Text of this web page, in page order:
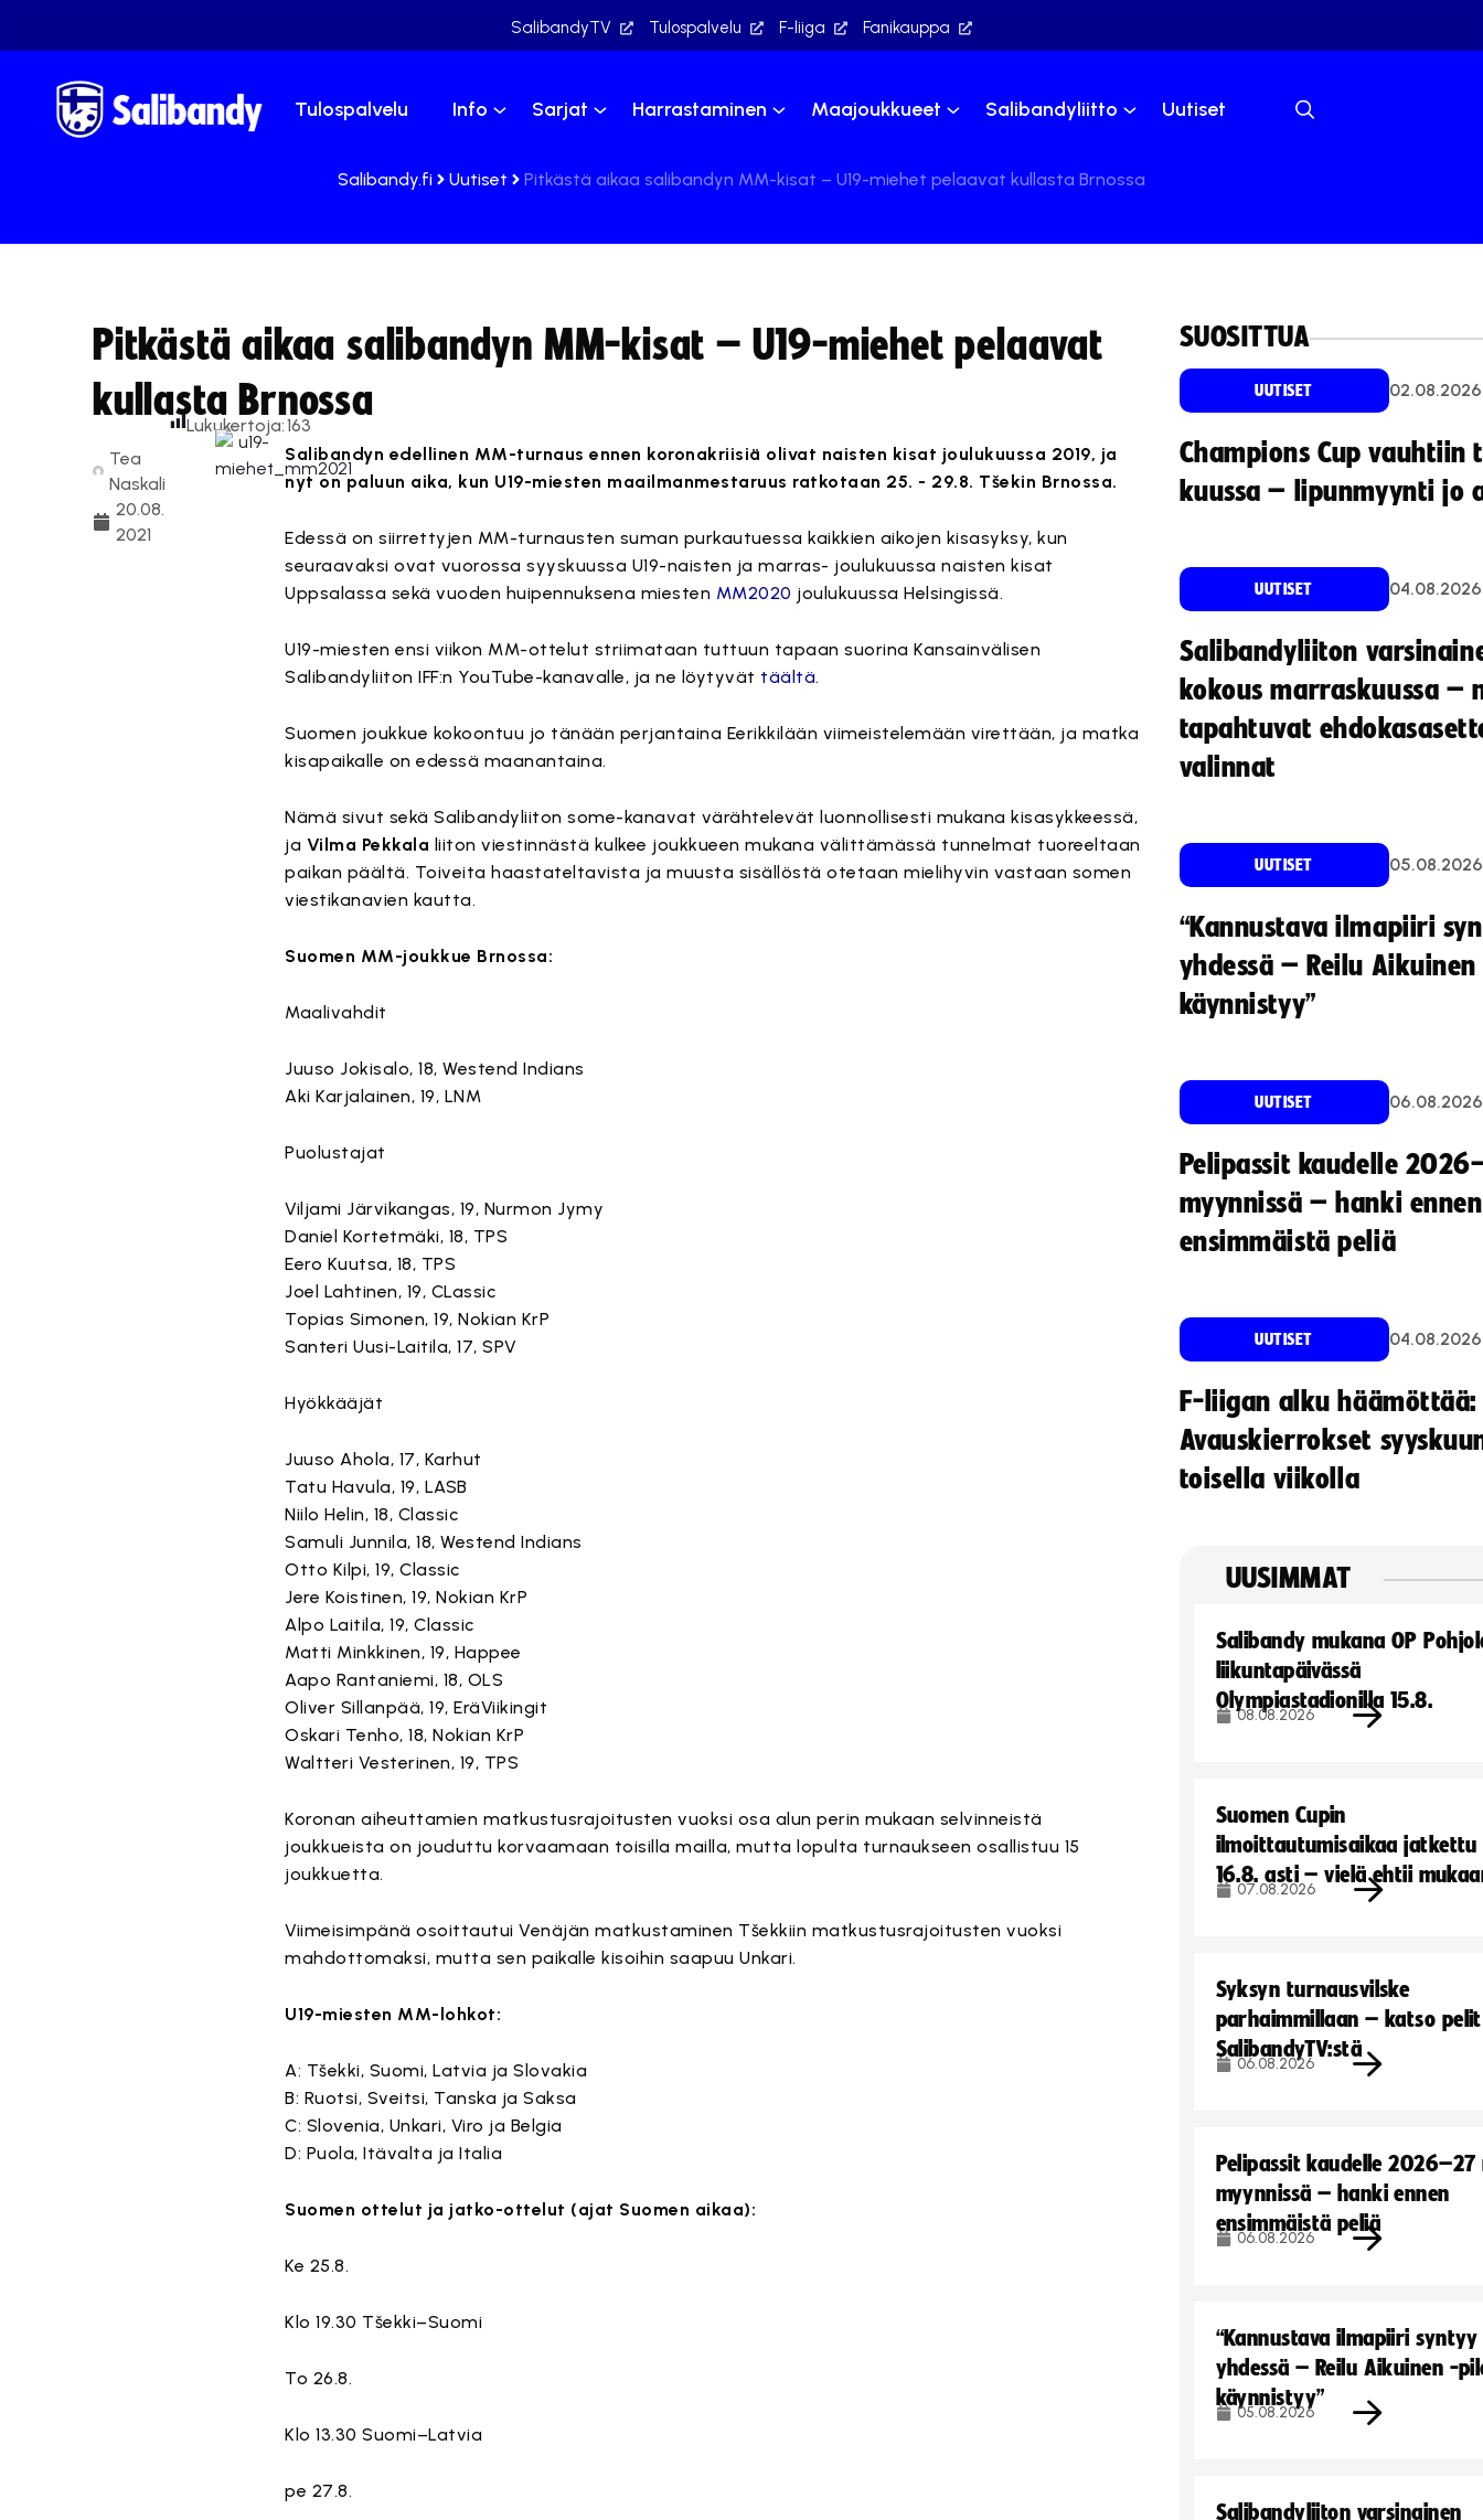
SalibandyTV Tulospalvelu F-liiga Fanikauppa
Tulospalvelu Info Sarjat Harrastaminen Maajoukkueet Salibandyliitto Uutiset
Salibandy.fi Uutiset Pitkästä aikaa salibandyn MM-kisat – U19-miehet pelaavat kullasta Brnossa
Pitkästä aikaa salibandyn MM-kisat – U19-miehet pelaavat
kullasta Brnossa
Tea
Naskali
20.08.
2021
Lukukertoja:163
Salibandyn edellinen MM-turnaus ennen koronakriisiä olivat naisten kisat joulukuussa 2019, ja
nyt on paluun aika, kun U19-miesten maailmanmestaruus ratkotaan 25. - 29.8. Tšekin Brnossa.
Edessä on siirrettyjen MM-turnausten suman purkautuessa kaikkien aikojen kisasyksy, kun
seuraavaksi ovat vuorossa syyskuussa U19-naisten ja marras- joulukuussa naisten kisat
Uppsalassa sekä vuoden huipennuksena miesten MM2020 joulukuussa Helsingissä.
U19-miesten ensi viikon MM-ottelut striimataan tuttuun tapaan suorina Kansainvälisen
Salibandyliiton IFF:n YouTube-kanavalle, ja ne löytyvät täältä.
Suomen joukkue kokoontuu jo tänään perjantaina Eerikkilään viimeistelemään virettään, ja matka
kisapaikalle on edessä maanantaina.
Nämä sivut sekä Salibandyliiton some-kanavat värähtelevät luonnollisesti mukana kisasykkeessä,
ja Vilma Pekkala liiton viestinnästä kulkee joukkueen mukana välittämässä tunnelmat tuoreeltaan
paikan päältä. Toiveita haastateltavista ja muusta sisällöstä otetaan mielihyvin vastaan somen
viestikanavien kautta.
Suomen MM-joukkue Brnossa:
Maalivahdit
Juuso Jokisalo, 18, Westend Indians
Aki Karjalainen, 19, LNM
Puolustajat
Viljami Järvikangas, 19, Nurmon Jymy
Daniel Kortetmäki, 18, TPS
Eero Kuutsa, 18, TPS
Joel Lahtinen, 19, CLassic
Topias Simonen, 19, Nokian KrP
Santeri Uusi-Laitila, 17, SPV
Hyökkääjät
Juuso Ahola, 17, Karhut
Tatu Havula, 19, LASB
Niilo Helin, 18, Classic
Samuli Junnila, 18, Westend Indians
Otto Kilpi, 19, Classic
Jere Koistinen, 19, Nokian KrP
Alpo Laitila, 19, Classic
Matti Minkkinen, 19, Happee
Aapo Rantaniemi, 18, OLS
Oliver Sillanpää, 19, EräViikingit
Oskari Tenho, 18, Nokian KrP
Waltteri Vesterinen, 19, TPS
Koronan aiheuttamien matkustusrajoitusten vuoksi osa alun perin mukaan selvinneistä
joukkueista on jouduttu korvaamaan toisilla mailla, mutta lopulta turnaukseen osallistuu 15
joukkuetta.
Viimeisimpänä osoittautui Venäjän matkustaminen Tšekkiin matkustusrajoitusten vuoksi
mahdottomaksi, mutta sen paikalle kisoihin saapuu Unkari.
U19-miesten MM-lohkot:
A: Tšekki, Suomi, Latvia ja Slovakia
B: Ruotsi, Sveitsi, Tanska ja Saksa
C: Slovenia, Unkari, Viro ja Belgia
D: Puola, Itävalta ja Italia
Suomen ottelut ja jatko-ottelut (ajat Suomen aikaa):
Ke 25.8.
Klo 19.30 Tšekki–Suomi
To 26.8.
Klo 13.30 Suomi–Latvia
pe 27.8.
SUOSITTUA
UUTISET 02.08.2026
Champions Cup vauhtiin
kuussa – lipunmyynti jo
UUTISET 04.08.2026
Salibandyliiton
kokous marraskuussa –
tapahtuvat
valinnat
UUTISET 05.08.2026
“Kannustava ilmapiiri
yhdessä – Reilu
käynnistyy”
UUTISET 06.08.2026
Pelipassit kaudelle
myynnissä – hanki ennen
ensimmäistä peliä
UUTISET 04.08.2026
F-liigan alku häämöttää:
Avauskierrokset
toisella viikolla
UUSIMMAT
Salibandy mukana OP
liikuntapäivässä
Olympiastadionilla 15.8.
08.08.2026
Suomen Cupin
ilmoittautumisaikaa jatkettu
16.8. asti – vielä ehtii
07.08.2026
Syksyn turnausvilske
parhaimmillaan – katso pelit
SalibandyTV:stä
06.08.2026
Pelipassit kaudelle
myynnissä – hanki ennen
ensimmäistä peliä
06.08.2026
“Kannustava ilmapiiri syntyy
yhdessä – Reilu Aikuinen -
käynnistyy”
05.08.2026
Salibandyliiton varsinainen